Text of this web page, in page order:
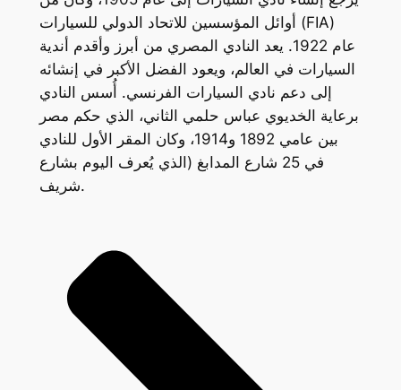
أوائل المؤسسين للاتحاد الدولي للسيارات (FIA)
عام 1922. يعد النادي المصري من أبرز وأقدم أندية
السيارات في العالم، ويعود الفضل الأكبر في إنشائه
إلى دعم نادي السيارات الفرنسي. أُسس النادي
برعاية الخديوي عباس حلمي الثاني، الذي حكم مصر
بين عامي 1892 و1914، وكان المقر الأول للنادي
في 25 شارع المدابغ (الذي يُعرف اليوم بشارع
شريف.